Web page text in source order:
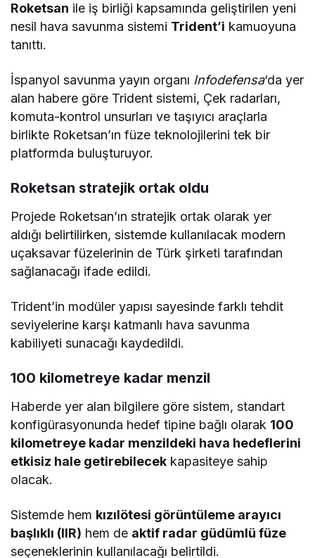
Roketsan ile iş birliği kapsamında geliştirilen yeni
nesil hava savunma sistemi Trident’i kamuoyuna
tanıttı.
İspanyol savunma yayın organı Infodefensa‘da yer
alan habere göre Trident sistemi, Çek radarları,
komuta-kontrol unsurları ve taşıyıcı araçlarla
birlikte Roketsan’ın füze teknolojilerini tek bir
platformda buluşturuyor.
Roketsan stratejik ortak oldu
Projede Roketsan’ın stratejik ortak olarak yer
aldığı belirtilirken, sistemde kullanılacak modern
uçaksavar füzelerinin de Türk şirketi tarafından
sağlanacağı ifade edildi.
Trident’in modüler yapısı sayesinde farklı tehdit
seviyelerine karşı katmanlı hava savunma
kabiliyeti sunacağı kaydedildi.
100 kilometreye kadar menzil
Haberde yer alan bilgilere göre sistem, standart
konfigürasyonunda hedef tipine bağlı olarak 100
kilometreye kadar menzildeki hava hedeflerini
etkisiz hale getirebilecek kapasiteye sahip
olacak.
Sistemde hem kızılötesi görüntüleme arayıcı
başlıklı (IIR) hem de aktif radar güdümlü füze
seçeneklerinin kullanılacağı belirtildi.